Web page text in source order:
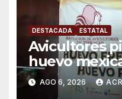
DESTACADA ESTATAL
Avicultores
huevo
AGO 6, 2026